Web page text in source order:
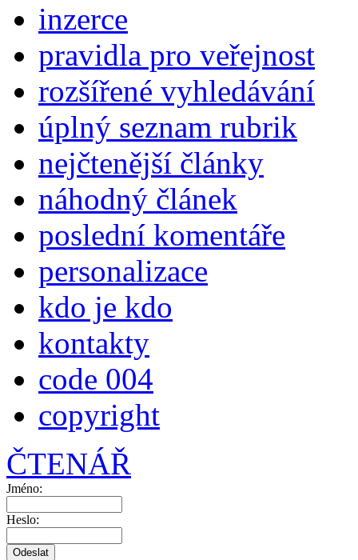
inzerce
pravidla pro veřejnost
rozšířené vyhledávání
úplný seznam rubrik
nejčtenější články
náhodný článek
poslední komentáře
personalizace
kdo je kdo
kontakty
code 004
copyright
ČTENÁŘ
Jméno:
Heslo: